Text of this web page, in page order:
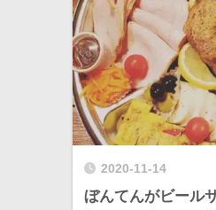
2020-11-14
ぼんてんがビール